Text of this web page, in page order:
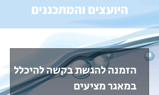
היועצים והמתכננים
הזמנה להגשת בקשה להיכלל
במאגר מציעים